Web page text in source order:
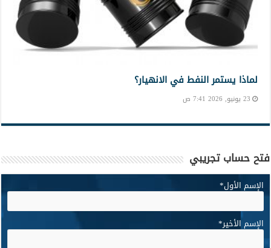
لماذا يستمر النفط في الانهيار؟
23 يونيو, 2026 7:41 ص
فتح حساب تجريبي
الإسم الأول*
الإسم الأخير*